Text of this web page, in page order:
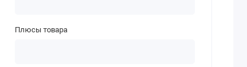
Плюсы товара